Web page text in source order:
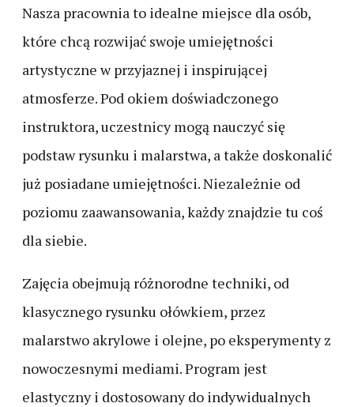
Nasza pracownia to idealne miejsce dla osób,
które chcą rozwijać swoje umiejętności
artystyczne w przyjaznej i inspirującej
atmosferze. Pod okiem doświadczonego
instruktora, uczestnicy mogą nauczyć się
podstaw rysunku i malarstwa, a także doskonalić
już posiadane umiejętności. Niezależnie od
poziomu zaawansowania, każdy znajdzie tu coś
dla siebie.
Zajęcia obejmują różnorodne techniki, od
klasycznego rysunku ołówkiem, przez
malarstwo akrylowe i olejne, po eksperymenty z
nowoczesnymi mediami. Program jest
elastyczny i dostosowany do indywidualnych